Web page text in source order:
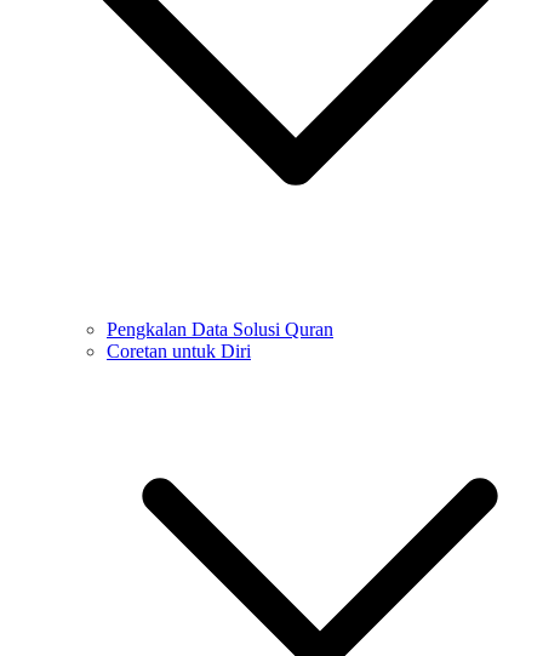
Pengkalan Data Solusi Quran
Coretan untuk Diri